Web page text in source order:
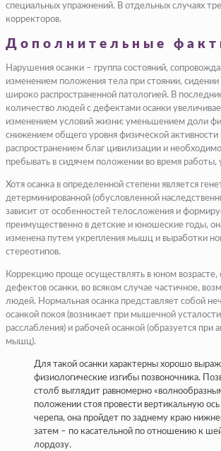
специальных упражнений. В отдельных случаях
корректоров.
Дополнительные
Нарушения осанки – группа состояний,
изменением положения тела при стоянии, сидении
широко распространенной патологией. В
количество людей с дефектами осанки
изменением условий жизни: уменьшением доли
снижением общего уровня физической активности
распространением благ цивилизации и
пребывать в сидячем положении во время работы,
Хотя осанка в определенной степени является
детерминированной (обусловленной
зависит от особенностей телосложения и
преимущественно в детские и юношеские годы,
изменена путем укрепления мышц и выработки
стереотипов.
Коррекцию проще осуществлять в юном возрасте,
дефектов осанки, во всяком случае частичное,
людей. Нормальная осанка представляет собой
осанкой покоя (возникает при мышечной
расслабления) и рабочей осанкой (образуется при
мышц).
Для такой осанки характерны хорошо
физиологические изгибы позвоночника.
столб выглядит равномерно
положении стоя провести вертикальную
черепа, она пройдет по заднему краю
затем – по касательной по отношению к
лордозу.